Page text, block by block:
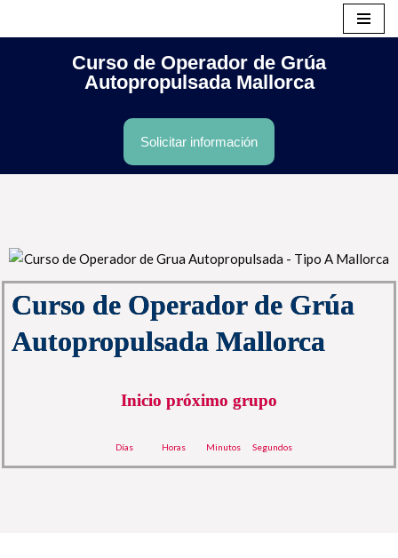
Curso de Operador de Grúa
Autopropulsada Mallorca
Solicitar información
Curso de Operador de Grúa
Autopropulsada Mallorca
Inicio próximo grupo
Días Horas Minutos Segundos